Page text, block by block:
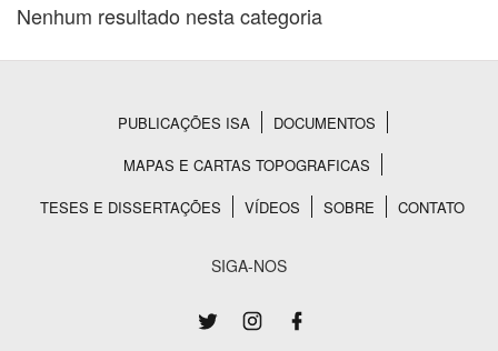
Subtema
BUSCAR
Nenhum resultado nesta categoria
Rodapé
PUBLICAÇÕES ISA
DOCUMENTOS
MAPAS E CARTAS TOPOGRAFICAS
TESES E DISSERTAÇÕES
VÍDEOS SOBRE CONTATO
SIGA-NOS